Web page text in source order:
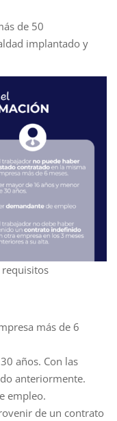
de 50
implantado y
requisitos
más de 6
años. Con las
anteriormente.
empleo.
de un contrato